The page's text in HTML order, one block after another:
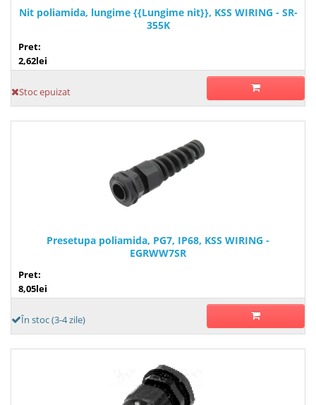
Nit poliamida, lungime {{Lungime nit}}, KSS WIRING - SR-
355K
Pret:
2,62lei
Stoc epuizat
Presetupa poliamida, PG7, IP68, KSS WIRING -
EGRWW7SR
Pret:
8,05lei
În stoc (3-4 zile)